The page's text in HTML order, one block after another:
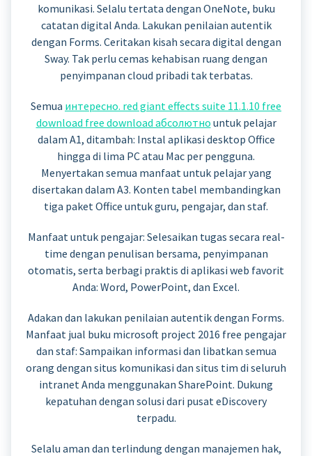
komunikasi. Selalu tertata dengan OneNote, buku
catatan digital Anda. Lakukan penilaian autentik
dengan Forms. Ceritakan kisah secara digital dengan
Sway. Tak perlu cemas kehabisan ruang dengan
penyimpanan cloud pribadi tak terbatas.
Semua интересно. red giant effects suite 11.1.10 free
download free download абсолютно untuk pelajar
dalam A1, ditambah: Instal aplikasi desktop Office
hingga di lima PC atau Mac per pengguna.
Menyertakan semua manfaat untuk pelajar yang
disertakan dalam A3. Konten tabel membandingkan
tiga paket Office untuk guru, pengajar, dan staf.
Manfaat untuk pengajar: Selesaikan tugas secara real-
time dengan penulisan bersama, penyimpanan
otomatis, serta berbagi praktis di aplikasi web favorit
Anda: Word, PowerPoint, dan Excel.
Adakan dan lakukan penilaian autentik dengan Forms.
Manfaat jual buku microsoft project 2016 free pengajar
dan staf: Sampaikan informasi dan libatkan semua
orang dengan situs komunikasi dan situs tim di seluruh
intranet Anda menggunakan SharePoint. Dukung
kepatuhan dengan solusi dari pusat eDiscovery
terpadu.
Selalu aman dan terlindung dengan manajemen hak,